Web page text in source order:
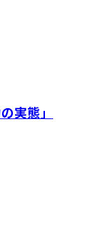
実態」